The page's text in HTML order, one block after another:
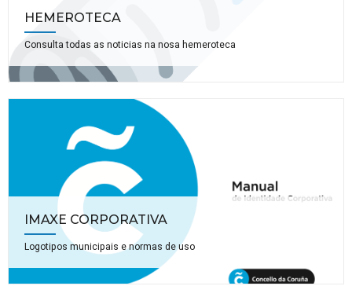
HEMEROTECA
Consulta todas as noticias na nosa hemeroteca
IMAXE CORPORATIVA
Logotipos municipais e normas de uso